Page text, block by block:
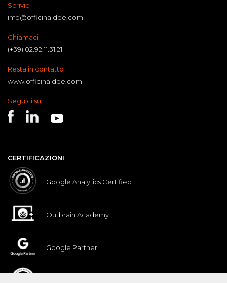
Scrivici
info@officinaidee.com
Chiamaci
(+39) 02.92.11.31.21
Resta in contatto
www.officinaidee.com
Seguici su
CERTIFICAZIONI
Google Analytics Certified
Outbrain Academy
Google Partner